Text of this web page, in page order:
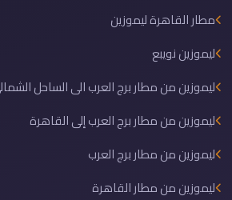
مطار القاهرة ليموزين
ليموزين نويبع
ليموزين من مطار برج العرب الى الساحل الشمالي
ليموزين من مطار برج العرب إلى القاهرة
ليموزين من مطار برج العرب
ليموزين من مطار القاهرة